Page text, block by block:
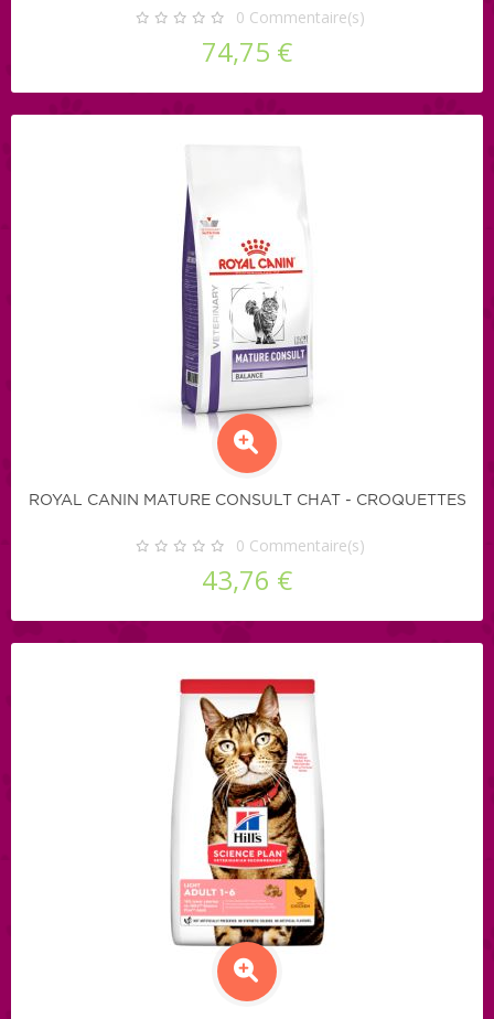
0 Commentaire(s)
74,75 €
ROYAL CANIN MATURE CONSULT CHAT - CROQUETTES
0 Commentaire(s)
43,76 €